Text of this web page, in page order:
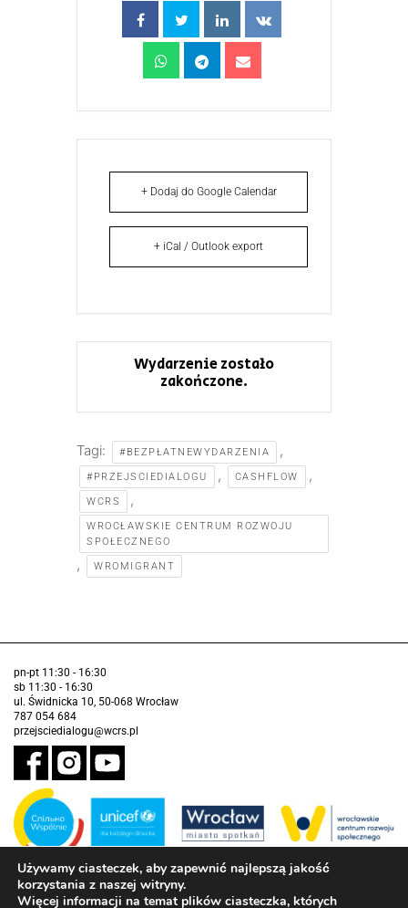
+ Dodaj do Google Calendar
+ iCal / Outlook export
Wydarzenie zostało
zakończone.
Tagi: #BEZPŁATNEWYDARZENIA ,
#PRZEJSCIEDIALOGU , CASHFLOW ,
WCRS ,
WROCŁAWSKIE CENTRUM ROZWOJU
SPOŁECZNEGO
, WROMIGRANT
pn-pt 11:30 - 16:30
sb 11:30 - 16:30
ul. Świdnicka 10, 50-068 Wrocław
787 054 684
przejsciedialogu@wcrs.pl
Zadanie realizowane ze środków Gminy Wrocław w partnerstwie z
Funduszem Narodów Zjednoczonych na Rzecz Dzieci (UNICEF)
Używamy ciasteczek, aby zapewnić najlepszą jakość
korzystania z naszej witryny.
Więcej informacji na temat plików ciasteczka, których